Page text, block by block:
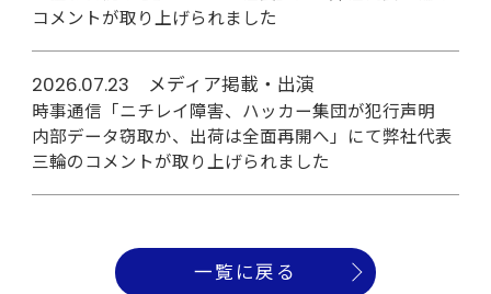
コメントが取り上げられました
2026.07.23 メディア掲載・出演
時事通信「ニチレイ障害、ハッカー集団が犯行声明
内部データ窃取か、出荷は全面再開へ」にて弊社代表
三輪のコメントが取り上げられました
一覧に戻る